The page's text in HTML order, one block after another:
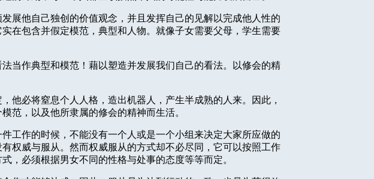
展他自己独创的价值观念，并且发挥自己的见解以完成他人性的
在包含并假定模范，典型和人物。就像子女需要父母，学生需要
当作典型和模范！藉以塑造并发展我们自己的看法。以修会的精
他必将窒息个人人格，造出机器人，产生半成熟的人来。因此，
范，以及他所隶属的修会的精神而生活。
工作的时候，不能没有一个人或是一个小组来决定大家所应做的
权威与服从。然而权威服从的方式却不必尽同，它可以按照工作
，必须根据男女不同的性格与处事的态度等等而定。